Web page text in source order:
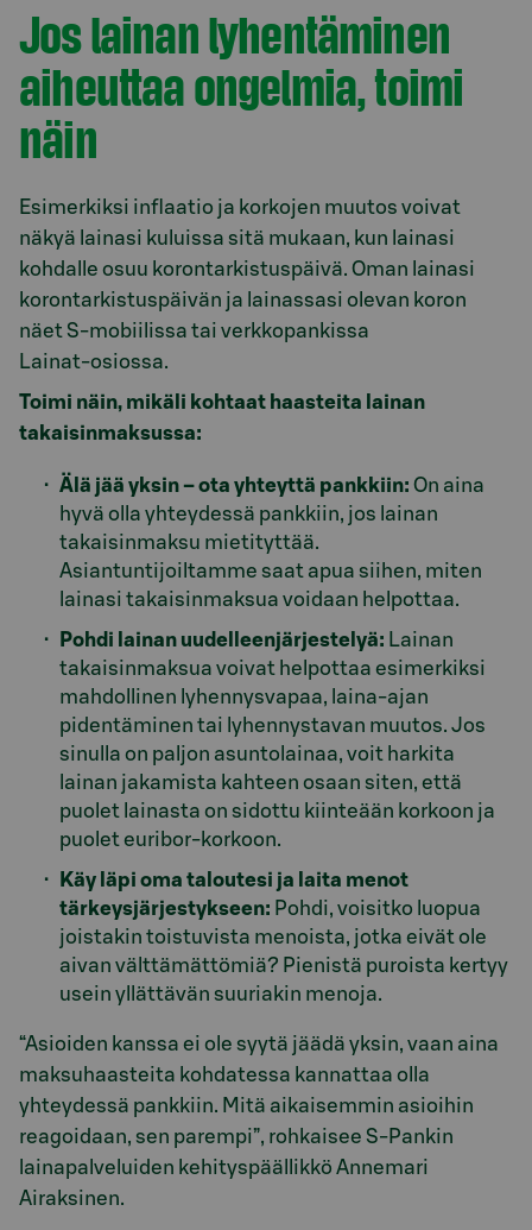
Jos lainan lyhentäminen
aiheuttaa ongelmia, toimi
näin
Esimerkiksi inflaatio ja korkojen muutos voivat
näkyä lainasi kuluissa sitä mukaan, kun lainasi
kohdalle osuu korontarkistuspäivä. Oman lainasi
korontarkistuspäivän ja lainassasi olevan koron
näet S‑mobiilissa tai verkkopankissa
Lainat‑osiossa.
Toimi näin, mikäli kohtaat haasteita lainan
takaisinmaksussa:
Älä jää yksin – ota yhteyttä pankkiin: On aina
hyvä olla yhteydessä pankkiin, jos lainan
takaisinmaksu mietityttää.
Asiantuntijoiltamme saat apua siihen, miten
lainasi takaisinmaksua voidaan helpottaa.
Pohdi lainan uudelleenjärjestelyä: Lainan
takaisinmaksua voivat helpottaa esimerkiksi
mahdollinen lyhennysvapaa, laina-ajan
pidentäminen tai lyhennystavan muutos. Jos
sinulla on paljon asuntolainaa, voit harkita
lainan jakamista kahteen osaan siten, että
puolet lainasta on sidottu kiinteään korkoon ja
puolet euribor‑korkoon.
Käy läpi oma taloutesi ja laita menot
tärkeysjärjestykseen: Pohdi, voisitko luopua
joistakin toistuvista menoista, jotka eivät ole
aivan välttämättömiä? Pienistä puroista kertyy
usein yllättävän suuriakin menoja.
“Asioiden kanssa ei ole syytä jäädä yksin, vaan aina
maksuhaasteita kohdatessa kannattaa olla
yhteydessä pankkiin. Mitä aikaisemmin asioihin
reagoidaan, sen parempi”, rohkaisee S-Pankin
lainapalveluiden kehityspäällikkö Annemari
Airaksinen.